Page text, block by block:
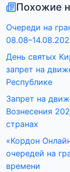
Похожие
Очереди на
День святых
запрет на
Республике
Запрет на
Вознесения
странах
«Кордон
очередей на
времени